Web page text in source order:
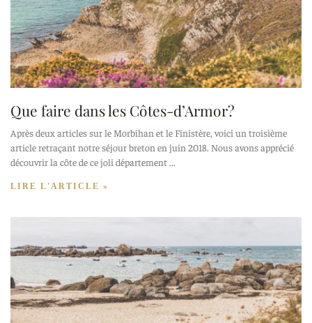
Que faire dans les Côtes-d’Armor?
Après deux articles sur le Morbihan et le Finistère, voici un troisième
article retraçant notre séjour breton en juin 2018. Nous avons apprécié
découvrir la côte de ce joli département
LIRE L'ARTICLE »